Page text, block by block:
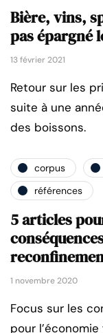
Bière, vins,
pas épargné
13 février 2021
Retour sur les
suite à une
des boissons.
corpus
références
5 articles
1 novembre 2020
Focus sur les
pour